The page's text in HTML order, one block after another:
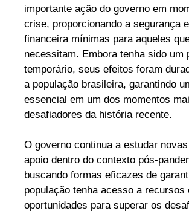
importante ação do governo em
crise, proporcionando a segurança
financeira mínimas para aqueles
necessitam. Embora tenha sido um
temporário, seus efeitos foram
a população brasileira, garantindo
essencial em um dos momentos
desafiadores da história recente.
O governo continua a estudar
apoio dentro do contexto pós-
buscando formas eficazes de
população tenha acesso a recursos
oportunidades para superar os